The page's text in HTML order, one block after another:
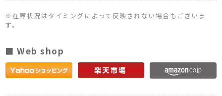
※在庫状況はタイミングによって反映されない場合もございま
す。
■ Web shop